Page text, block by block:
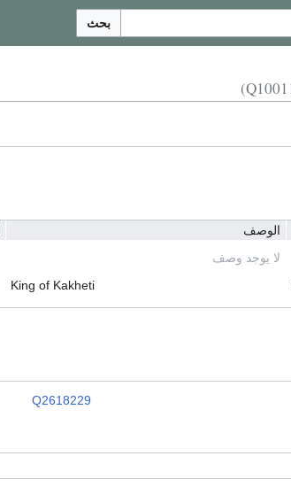
بحث
الوصف
لا يوجد وصف
King of Kakheti
Q2618229